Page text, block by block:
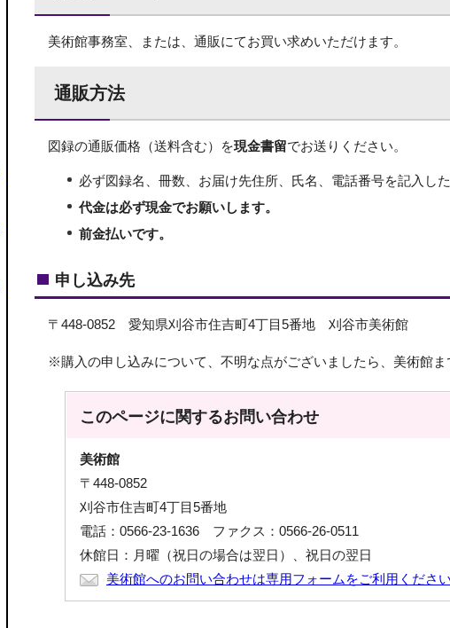
美術館事務室、または、通販にてお買い求めいただけます。
通販方法
図録の通販価格（送料含む）を現金書留でお送りください。
必ず図録名、冊数、お届け先住所、氏名、電話番号を記入し
代金は必ず現金でお願いします。
前金払いです。
申し込み先
〒448-0852 愛知県刈谷市住吉町4丁目5番地 刈谷市美術館
※購入の申し込みについて、不明な点がございましたら、美術館
このページに関するお問い合わせ
美術館
〒448-0852
刈谷市住吉町4丁目5番地
電話：0566-23-1636 ファクス：0566-26-0511
休館日：月曜（祝日の場合は翌日）、祝日の翌日
美術館へのお問い合わせは専用フォームをご利用くださ